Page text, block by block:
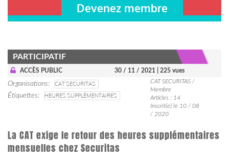
Devenez membre
PARTICIPATIF
ACCÈS PUBLIC 30 / 11 / 2021 | 225 vues
Organisations
CAT SECURITAS
Étiquettes
HEURES SUPPLÉMENTAIRES
CAT SECURITAS /
Membre
Articles : 14
Inscrit(e) le 10 / 08
/ 2020
La CAT exige le retour des heures supplémentaires
mensuelles chez Securitas